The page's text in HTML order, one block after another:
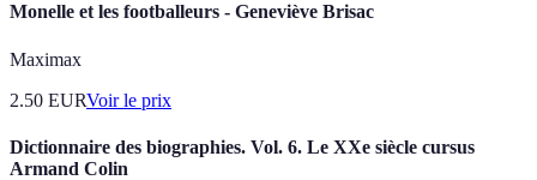
Monelle et les footballeurs - Geneviève Brisac
Maximax
2.50 EURVoir le prix
Dictionnaire des biographies. Vol. 6. Le XXe siècle cursus
Armand Colin